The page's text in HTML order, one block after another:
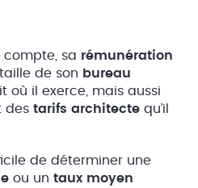
compte, sa rémunération
de son bureau
où il exerce, mais aussi
des tarifs architecte qu’il
de déterminer une
ou un taux moyen